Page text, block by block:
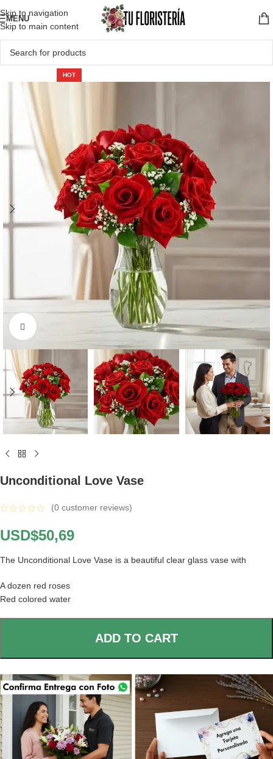
Skip to navigation
Skip to main content
MENU
HOT
Unconditional Love Vase
(0 customer reviews)
USD$50,69
The Unconditional Love Vase is a beautiful clear glass vase with
A dozen red roses
Red colored water
ADD TO CART